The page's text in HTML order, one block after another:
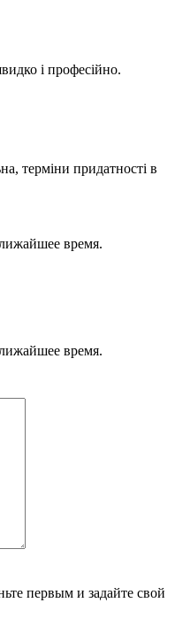
і професійно.
терміни придатності в
время.
время.
первым и задайте свой